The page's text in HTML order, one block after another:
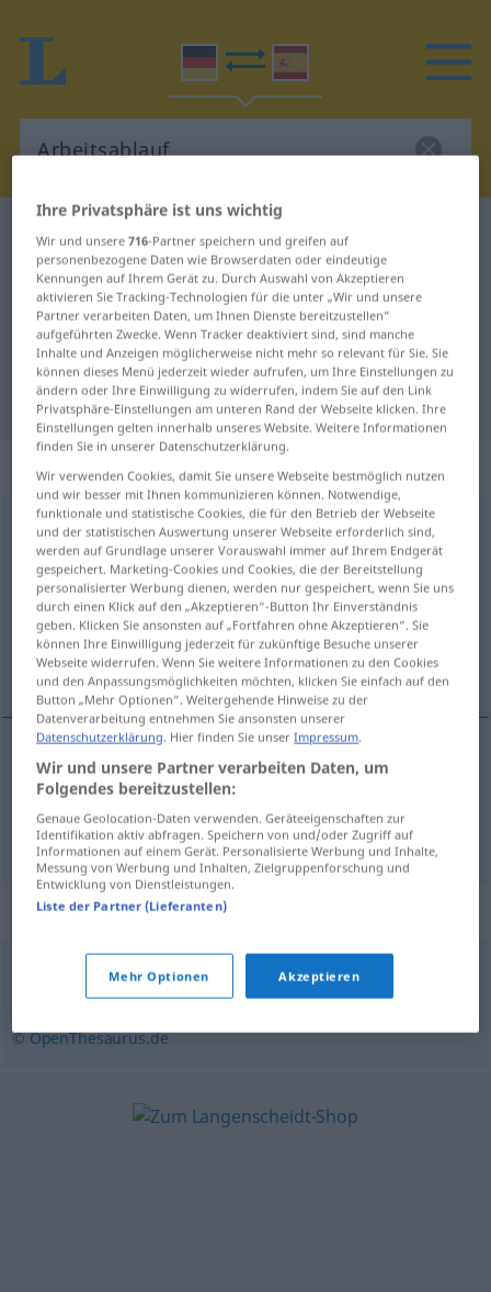
Deutsch-Spanisch Wörterbuch Arbeitsablauf
Deutsch-Spanisch Übersetzung für
"Arbeitsablauf"
"Arbeitsablauf" Spanisch
Übersetzung
„Arbeitsablauf“: Maskulinum
Arbeitsablaufm <Arbeitsablauf(e)s;-abläufe>
Übersicht aller Übersetzungen
(Für mehr Details die Übersetzung anklicken/antippen)
desarrollo del trabajo, organización del
trabajo
desarrollomdeltrabajo Arbeitsablauf
organizaciónfdeltrabajo Arbeitsablauf
Synonyme für "Arbeitsablauf"
Workflow (engl.),Arbeitsgang
© OpenThesaurus.de
Ihre Privatsphäre ist uns wichtig
Wir und unsere716-Partner speichern und greifen auf
personenbezogene Daten wie Browserdaten oder eindeutige
Kennungen auf Ihrem Gerät zu. Durch Auswahl von Akzeptieren
aktivieren Sie Tracking-Technologien für die unter „Wir und unsere
Partner verarbeiten Daten, um Ihnen Dienste bereitzustellen“
aufgeführten Zwecke. Wenn Tracker deaktiviert sind, sind manche
Inhalte und Anzeigen möglicherweise nicht mehr so relevant für Sie. Sie
können dieses Menü jederzeit wieder aufrufen, um Ihre Einstellungen zu
ändern oder Ihre Einwilligung zu widerrufen, indem Sie auf den Link
Privatsphäre-Einstellungen am unteren Rand der Webseite klicken. Ihre
Einstellungen gelten innerhalb unseres Website. Weitere Informationen
finden Sie in unserer Datenschutzerklärung.
Wir verwenden Cookies, damit Sie unsere Webseite bestmöglich nutzen
und wir besser mit Ihnen kommunizieren können. Notwendige,
funktionale und statistische Cookies, die für den Betrieb der Webseite
und der statistischen Auswertung unserer Webseite erforderlich sind,
werden auf Grundlage unserer Vorauswahl immer auf Ihrem Endgerät
gespeichert. Marketing-Cookies und Cookies, die der Bereitstellung
personalisierter Werbung dienen, werden nur gespeichert, wenn Sie uns
durch einen Klick auf den „Akzeptieren“-Button Ihr Einverständnis
geben. Klicken Sie ansonsten auf „Fortfahren ohne Akzeptieren“. Sie
können Ihre Einwilligung jederzeit für zukünftige Besuche unserer
Webseite widerrufen. Wenn Sie weitere Informationen zu den Cookies
und den Anpassungsmöglichkeiten möchten, klicken Sie einfach auf den
Button „Mehr Optionen“. Weitergehende Hinweise zu der
Datenverarbeitung entnehmen Sie ansonsten unserer
Datenschutzerklärung. Hier finden Sie unserImpressum.
Wir und unsere Partner verarbeiten Daten, um
Folgendes bereitzustellen:
Genaue Geolocation-Daten verwenden. Geräteeigenschaften zur
Identifikation aktiv abfragen. Speichern von und/oder Zugriff auf
Informationen auf einem Gerät. Personalisierte Werbung und Inhalte,
Messung von Werbung und Inhalten, Zielgruppenforschung und
Entwicklung von Dienstleistungen.
Liste der Partner (Lieferanten)
Mehr Optionen Akzeptieren